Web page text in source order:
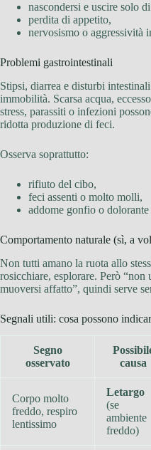
nascondersi e uscire solo
perdita di appetito,
nervosismo o aggressività
Problemi gastrointestinali
Stipsi, diarrea e disturbi
immobilità. Scarsa acqua,
stress, parassiti o infezioni
ridotta produzione di feci.
Osserva soprattutto:
rifiuto del cibo,
feci assenti o molto molli,
addome gonfio o dolorante
Comportamento naturale (sì, a
Non tutti amano la ruota allo
rosicchiare, esplorare. Però “non
muoversi affatto”, quindi serve
Segnali utili: cosa possono
Segno
osservato
causa
Corpo molto
freddo, respiro
lentissimo
Letargo
(se
ambiente
freddo)